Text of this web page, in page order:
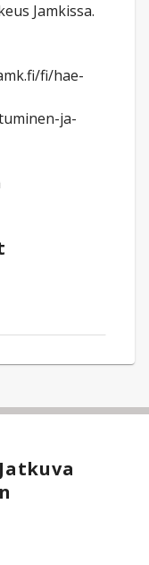
Jamkissa.
fi/hae-
ja-